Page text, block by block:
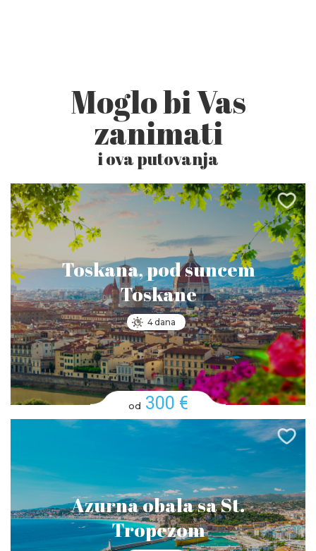
Moglo bi Vas
zanimati
i ova putovanja
Toskana, pod suncem
Toskane
4 dana
od 300 €
Azurna obala sa St.
Tropezom